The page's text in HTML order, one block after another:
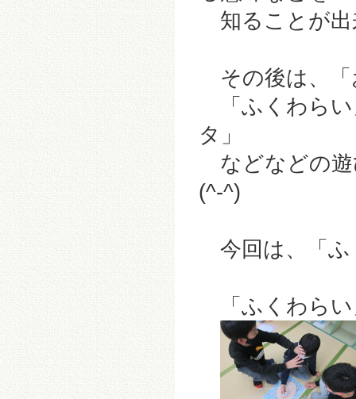
知ることが
その後は、「
「ふくわらい
タ」
などなどの遊
(^-^)
今回は、「ふ
「ふくわらい